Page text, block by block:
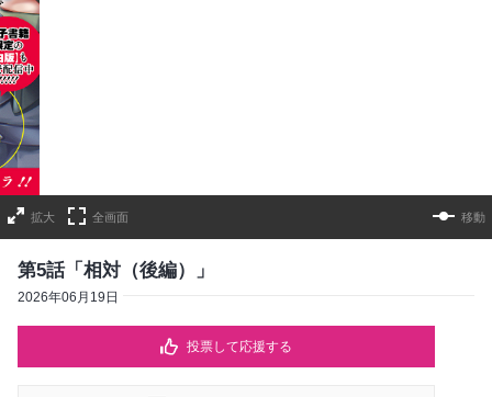
拡大 全画面 移動
第5話「相対（後編）」
2026年06月19日
投票して応援する